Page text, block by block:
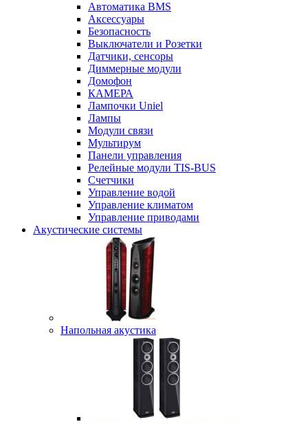
Автоматика BMS
Аксессуары
Безопасность
Выключатели и Розетки
Датчики, сенсоры
Диммерные модули
Домофон
КАМЕРА
Лампочки Uniel
Лампы
Модули связи
Мультирум
Панели управления
Релейные модули TIS-BUS
Счетчики
Управление водой
Управление климатом
Управление приводами
Акустические системы
Напольная акустика